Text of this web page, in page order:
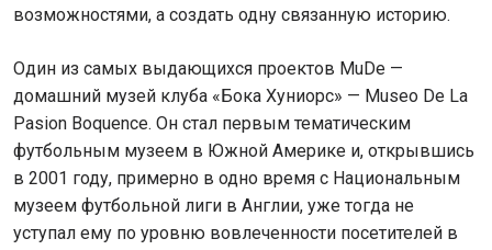
возможностями, а создать одну связанную историю.
Один из самых выдающихся проектов MuDe —
домашний музей клуба «Бока Хуниорс» — Museo De La
Pasion Boquence. Он стал первым тематическим
футбольным музеем в Южной Америке и, открывшись
в 2001 году, примерно в одно время с Национальным
музеем футбольной лиги в Англии, уже тогда не
уступал ему по уровню вовлеченности посетителей в